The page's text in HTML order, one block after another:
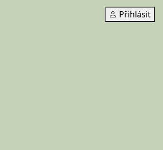
Přihlásit